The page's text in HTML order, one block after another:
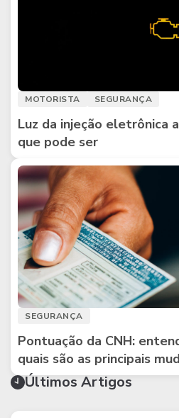
MOTORISTA SEGURANÇA
Luz da injeção eletrônica
que pode ser
SEGURANÇA
Pontuação da CNH:
quais são as principais
Últimos Artigos